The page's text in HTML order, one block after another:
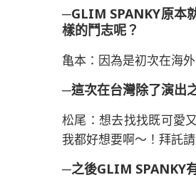
─GLIM SPANKY原本
樣的鬥志呢？
亀本：因為是初次在海
─這次在台灣除了演出
松尾：想去找找既可愛
我都好想要啊～！拜託
─之後GLIM SPANKY